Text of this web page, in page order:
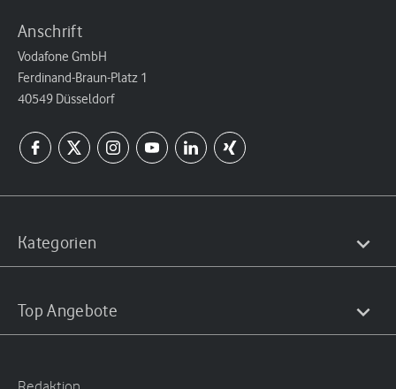
Anschrift
Vodafone GmbH
Ferdinand-Braun-Platz 1
40549 Düsseldorf
Kategorien
Top Angebote